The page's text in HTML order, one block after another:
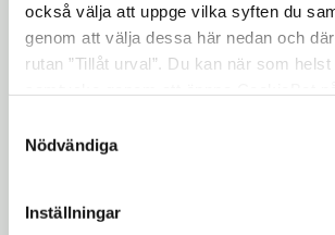
också välja att uppge vilka syften du
genom att välja dessa här nedan och
rutan ”Tillåt urval”. Du kan när som
"Visa detaljer" kan du läsa om hur
hur vi och våra leverantörer inhämtar
Nödvändiga
Inställningar
De 16 UF-företagen drivs av
Södertäljes gymnasieskolor;
andra till eget företagande.
Eva Helén, projektledare